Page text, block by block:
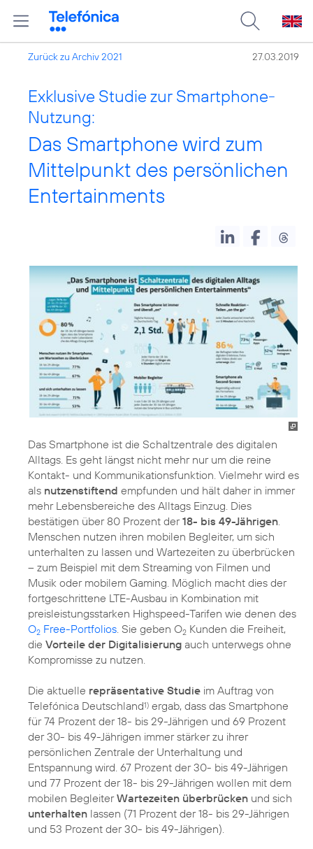
Zurück zu Archiv 2021 27.03.2019
Exklusive Studie zur Smartphone-
Nutzung:
Das Smartphone wird zum
Mittelpunkt des persönlichen
Entertainments
Das Smartphone ist die Schaltzentrale des digitalen
Alltags. Es geht längst nicht mehr nur um die reine
Kontakt- und Kommunikationsfunktion. Vielmehr wird es
als nutzenstiftend empfunden und hält daher in immer
mehr Lebensbereiche des Alltags Einzug. Dies
bestätigen über 80 Prozent der18- bis 49-Jährigen
Menschen nutzen ihren mobilen Begleiter, um sich
unterhalten zu lassen und Wartezeiten zu überbrücken
– zum Beispiel mit dem Streaming von Filmen und
Musik oder mobilem Gaming. Möglich macht dies der
fortgeschrittene LTE-Ausbau in Kombination mit
preisleistungsstarken Highspeed-Tarifen wie denen des
O2 Free-Portfolios . Sie geben O2 Kunden die Freiheit,
die Vorteile der Digitalisierung auch unterwegs ohne
Kompromisse zu nutzen.
Die aktuelle repräsentative Studie im Auftrag von
Telefónica Deutschland1) ergab, dass das Smartphone
für 74 Prozent der 18- bis 29-Jährigen und 69 Prozent
der 30- bis 49-Jährigen immer stärker zu ihrer
persönlichen Zentrale der Unterhaltung und
Entspannung wird. 67 Prozent der 30- bis 49-Jährigen
und 77 Prozent der 18- bis 29-Jährigen wollen mit dem
mobilen BegleiterWartezeiten überbrücken und sich
unterhalten lassen (71 Prozent der 18- bis 29-Jährigen
und 53 Prozent der 30- bis 49-Jährigen).